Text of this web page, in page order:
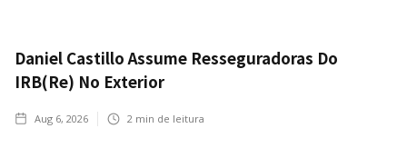
Daniel Castillo Assume Resseguradoras Do
IRB(Re) No Exterior
Aug 6, 2026 2 min de leitura